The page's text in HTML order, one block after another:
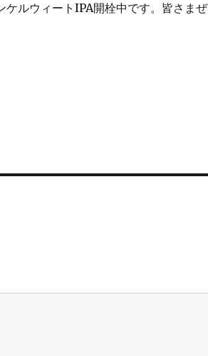
ルウィートIPA開栓中です。皆さまぜ